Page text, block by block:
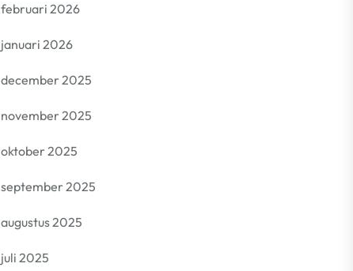
februari 2026
januari 2026
december 2025
november 2025
oktober 2025
september 2025
augustus 2025
juli 2025